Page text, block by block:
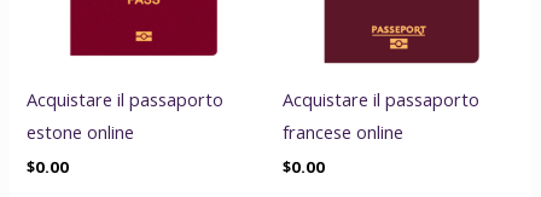
Acquistare il passaporto
estone online
$0.00
Acquistare il passaporto
francese online
$0.00